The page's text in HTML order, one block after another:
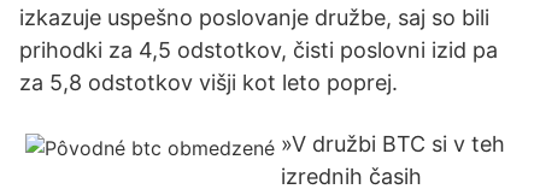
izkazuje uspešno poslovanje družbe, saj so bili
prihodki za 4,5 odstotkov, čisti poslovni izid pa
za 5,8 odstotkov višji kot leto poprej.
»V družbi BTC si v teh
izrednih časih